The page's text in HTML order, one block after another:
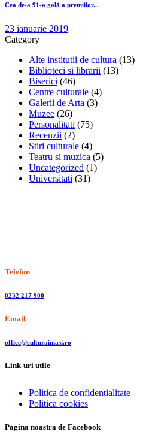
Cea de-a 91-a gală a premiilor...
23 ianuarie 2019
Category
Alte institutii de cultura (13)
Biblioteci si librarii (13)
Biserici (46)
Centre culturale (4)
Galerii de Arta (3)
Muzee (26)
Personalitati (75)
Recenzii (2)
Stiri culturale (4)
Teatru si muzica (5)
Uncategorized (1)
Universitati (31)
Telefon
0232 217 900
Email
office@culturainiasi.ro
Link-uri utile
Politica de confidentialitate
Politica cookies
Pagina noastra de Facebook